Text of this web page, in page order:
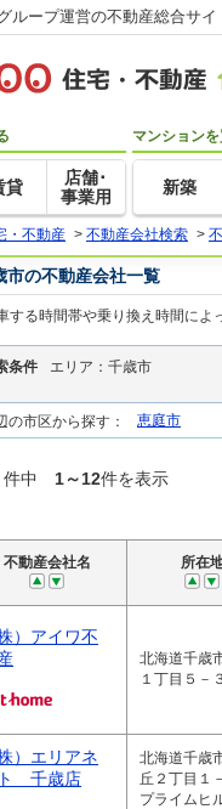
ループ運営の不動産総合サ
貸
店舗･
事業用
マンションを
新築
・不動産 > 不動産会社検索 >
市の不動産会社一覧
する時間帯や乗り換え時間によ
条件 エリア：千歳市
の市区から探す： 恵庭市
件中 1～12件を表示
不動産会社名 所在
株）アイワ不
北海道千歳
１丁目５－３
株）エリアネ
千歳店
北海道千歳
丘２丁目１
プライムヒ